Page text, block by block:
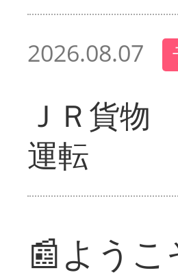
2026.08.07
ＪＲ貨物
運転
📰よう